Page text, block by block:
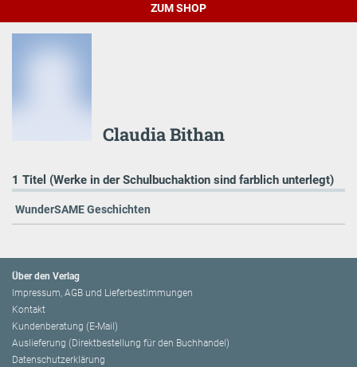
ZUM SHOP
Claudia Bithan
1 Titel (Werke in der Schulbuchaktion sind farblich unterlegt)
WunderSAME Geschichten
Über den Verlag
Impressum, AGB und Lieferbestimmungen
Kontakt
Kundenberatung (E-Mail)
Auslieferung (Direktbestellung für den Buchhandel)
Datenschutzerklärung